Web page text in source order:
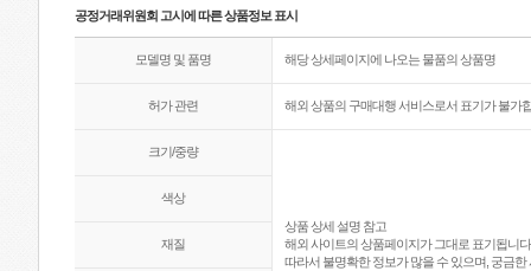
공정거래위원회 고시에 따른 상품정보 표시
모델명 및 품명 해당 상세페이지에 나오는 물품의 상품명
허가 관련 해외 상품의 구매대행 서비스로서 표기가 불가
크기/중량
상품 상세 설명 참고
해외 사이트의 상품페이지가 그대로 표기됩니
따라서 불명확한 정보가 많을 수 있으며, 궁금
색상
재질